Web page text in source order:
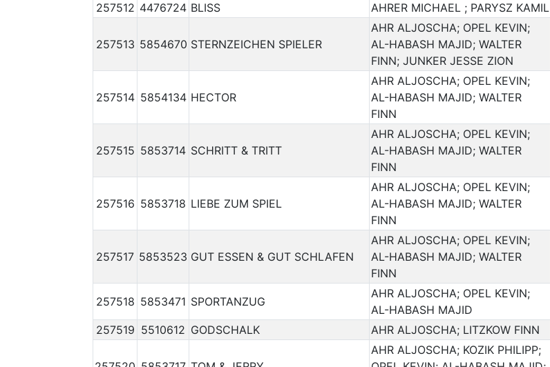
257512 4476724 BLISS AHRER MICHAEL ; PARYSZ KAMIL
257513 5854670 STERNZEICHEN SPIELER
AHR ALJOSCHA; OPEL KEVIN;
AL-HABASH MAJID; WALTER
FINN; JUNKER JESSE ZION
257514 5854134 HECTOR
AHR ALJOSCHA; OPEL KEVIN;
AL-HABASH MAJID; WALTER
FINN
257515 5853714 SCHRITT & TRITT
AHR ALJOSCHA; OPEL KEVIN;
AL-HABASH MAJID; WALTER
FINN
257516 5853718 LIEBE ZUM SPIEL
AHR ALJOSCHA; OPEL KEVIN;
AL-HABASH MAJID; WALTER
FINN
257517 5853523 GUT ESSEN & GUT SCHLAFEN
AHR ALJOSCHA; OPEL KEVIN;
AL-HABASH MAJID; WALTER
FINN
257518 5853471 SPORTANZUG
AHR ALJOSCHA; OPEL KEVIN;
AL-HABASH MAJID
257519 5510612 GODSCHALK AHR ALJOSCHA; LITZKOW FINN
AHR ALJOSCHA; KOZIK PHILIPP;